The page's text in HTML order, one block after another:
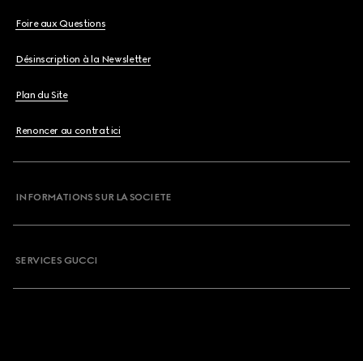
Foire aux Questions
Désinscription à la Newsletter
Plan du Site
Renoncer au contrat ici
INFORMATIONS SUR LA SOCIETE
SERVICES GUCCI